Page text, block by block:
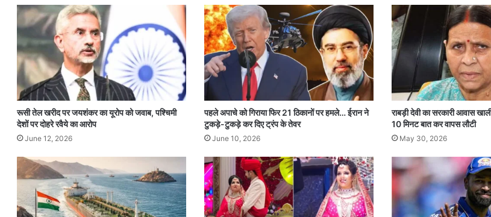
रूसी तेल खरीद पर जयशंकर का यूरोप को जवाब, पश्चिमी
देशों पर दोहरे रवैये का आरोप
June 12, 2026
पहले अपाचे को गिराया फिर 21 ठिकानों पर हमले… ईरान ने
टुकड़े-टुकड़े कर दिए ट्रंप के तेवर
June 10, 2026
राबड़ी देवी का सरकारी आवास
10 मिनट बात कर वापस लौटी
May 30, 2026